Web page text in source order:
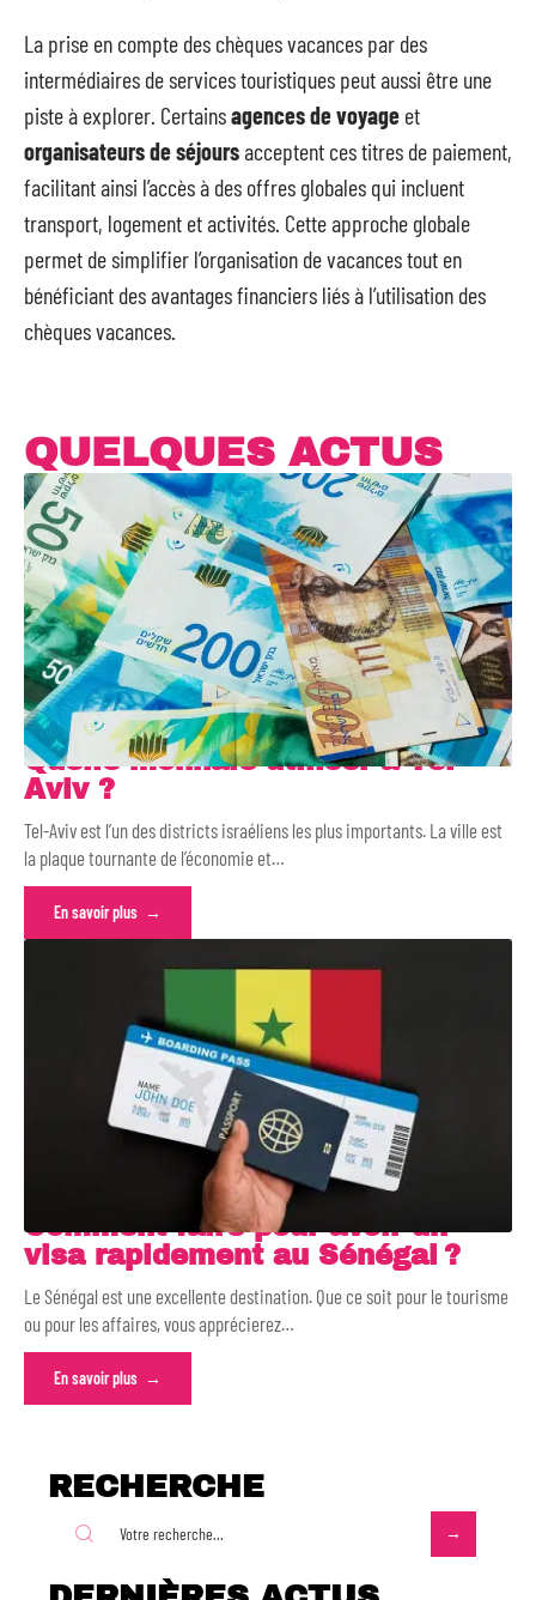
La prise en compte des chèques vacances par des
intermédiaires de services touristiques peut aussi être une
piste à explorer. Certainsagences de voyage et
organisateurs de séjoursacceptent ces titres de paiement,
facilitant ainsi l’accès à des offres globales qui incluent
transport, logement et activités. Cette approche globale
permet de simplifier l’organisation de vacances tout en
bénéficiant des avantages financiers liés à l’utilisation des
chèques vacances.
QUELQUES ACTUS
Quelle monnaie utiliser à Tel-
Aviv ?
Tel-Aviv est l’un des districts israéliens les plus importants. La ville est
la plaque tournante de l’économie et…
En savoir plus
Comment faire pour avoir un
visa rapidement au Sénégal ?
Le Sénégal est une excellente destination. Que ce soit pour le tourisme
ou pour les affaires, vous apprécierez…
En savoir plus
RECHERCHE